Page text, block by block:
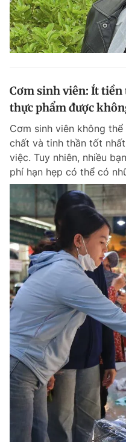
Cơm sinh viên: Ít tiền
thực phẩm được
Cơm sinh viên không
chất và tinh thần tốt
việc. Tuy nhiên, nhiều
phí hạn hẹp có thể có